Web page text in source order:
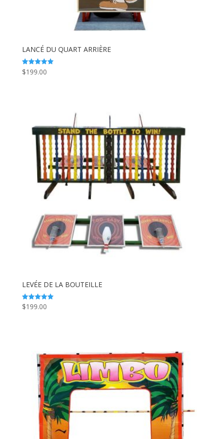
LANCÉ DU QUART ARRIÈRE
Note
5.00
$199.00
LEVÉE DE LA BOUTEILLE
Note
5.00
$199.00